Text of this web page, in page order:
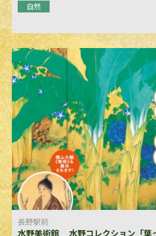
自然
長野駅前
水野美術館 水野コレクション「